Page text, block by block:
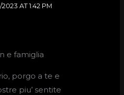
2023 AT 1:42 PM
e famiglia
porgo a te e
piu’ sentite